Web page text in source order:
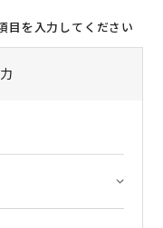
目を入力してください